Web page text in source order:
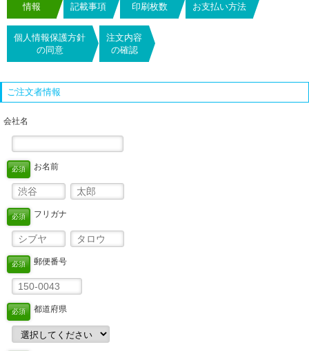
情報
記載事項
印刷枚数
お支払い方法
個人情報保護方針
の同意
注文内容
の確認
ご注文者情報
会社名
必須 お名前
必須 フリガナ
必須 郵便番号
必須 都道府県